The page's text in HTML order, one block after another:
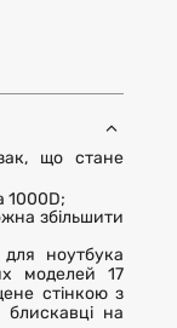
що стане
1000D;
збільшити
ноутбука
моделей 17
стінкою з
на